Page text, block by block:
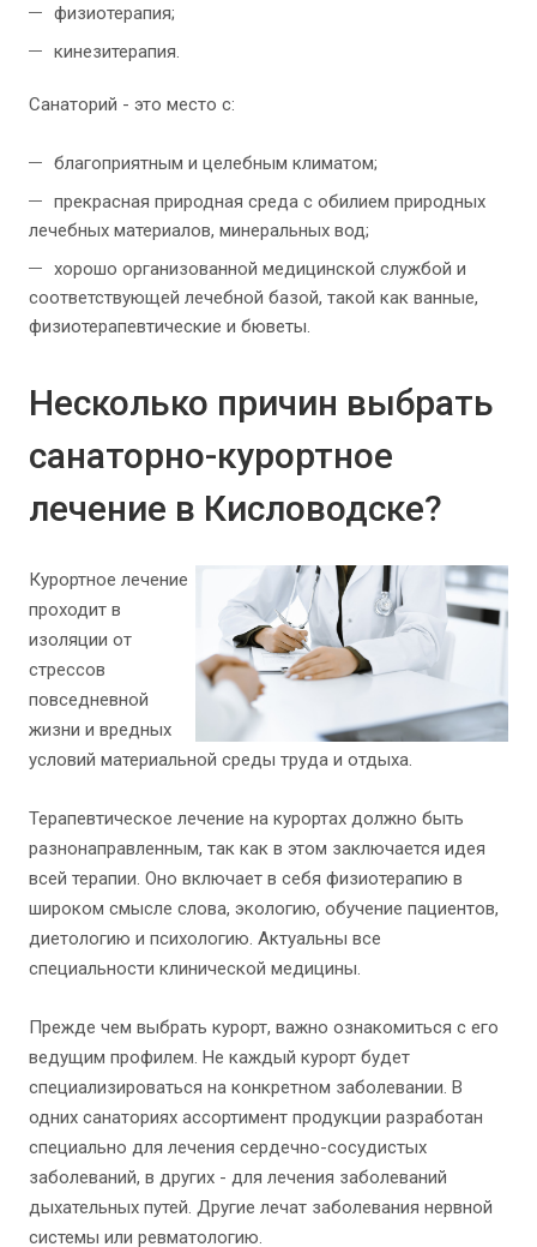
физиотерапия;
кинезитерапия.
Санаторий - это место с:
благоприятным и целебным климатом;
прекрасная природная среда с обилием природных
лечебных материалов, минеральных вод;
хорошо организованной медицинской службой и
соответствующей лечебной базой, такой как ванные,
физиотерапевтические и бюветы.
Несколько причин выбрать
санаторно-курортное
лечение в Кисловодске?
Курортное лечение
проходит в
изоляции от
стрессов
повседневной
жизни и вредных
условий материальной среды труда и отдыха.
Терапевтическое лечение на курортах должно быть
разнонаправленным, так как в этом заключается идея
всей терапии. Оно включает в себя физиотерапию в
широком смысле слова, экологию, обучение пациентов,
диетологию и психологию. Актуальны все
специальности клинической медицины.
Прежде чем выбрать курорт, важно ознакомиться с его
ведущим профилем. Не каждый курорт будет
специализироваться на конкретном заболевании. В
одних санаториях ассортимент продукции разработан
специально для лечения сердечно-сосудистых
заболеваний, в других - для лечения заболеваний
дыхательных путей. Другие лечат заболевания нервной
системы или ревматологию.